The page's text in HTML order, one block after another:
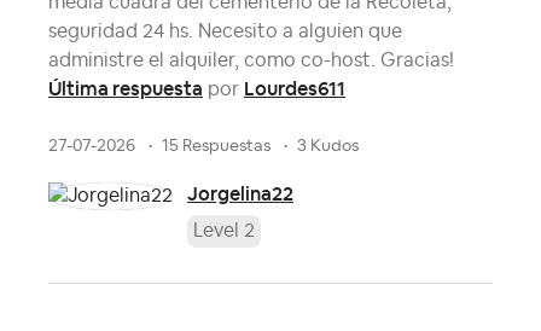
seguridad 24 hs. Necesito a alguien que
administre el alquiler, como co-host. Gracias!
Última respuesta por Lourdes611
27-07-2026 15 Respuestas 3 Kudos
Jorgelina22
Level 2